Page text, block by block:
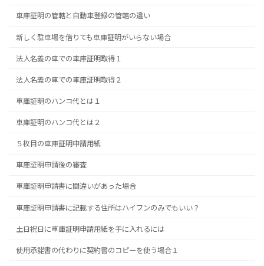
車庫証明の管轄と自動車登録の管轄の違い
新しく駐車場を借りても車庫証明がいらない場合
法人名義の車での車庫証明取得１
法人名義の車での車庫証明取得２
車庫証明のハンコ代とは１
車庫証明のハンコ代とは２
５枚目の車庫証明申請用紙
車庫証明申請後の審査
車庫証明申請書に間違いがあった場合
車庫証明申請書に記載する住所はハイフンのみでもいい？
土日祝日に車庫証明申請用紙を手に入れるには
使用承諾書の代わりに契約書のコピーを使う場合１